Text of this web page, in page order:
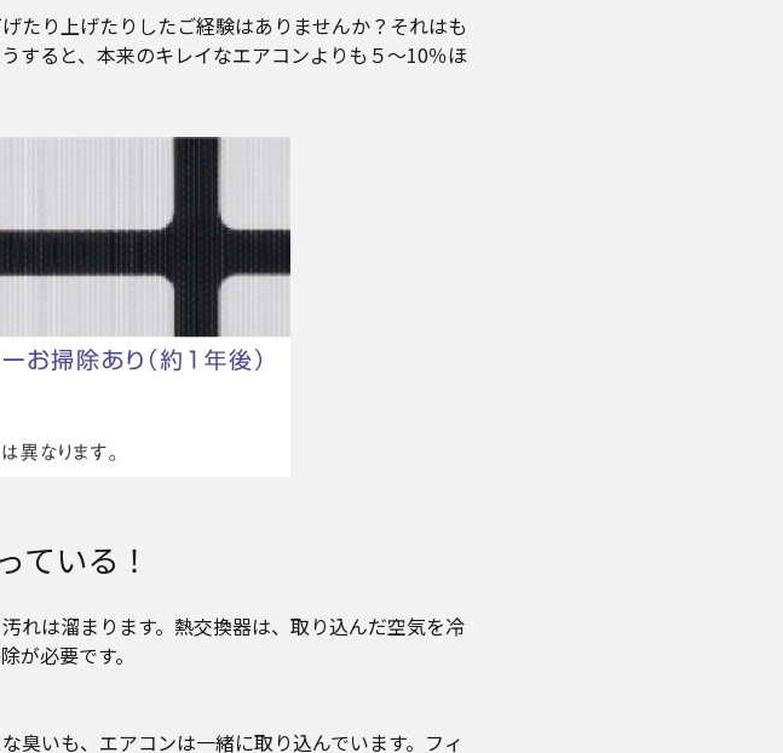
たり上げたりしたご経験はありませんか？それはも
すると、本来のキレイなエアコンよりも５～10％ほ
ている！
れは溜まります。熱交換器は、取り込んだ空気を冷
が必要です。
臭いも、エアコンは一緒に取り込んでいます。フィ